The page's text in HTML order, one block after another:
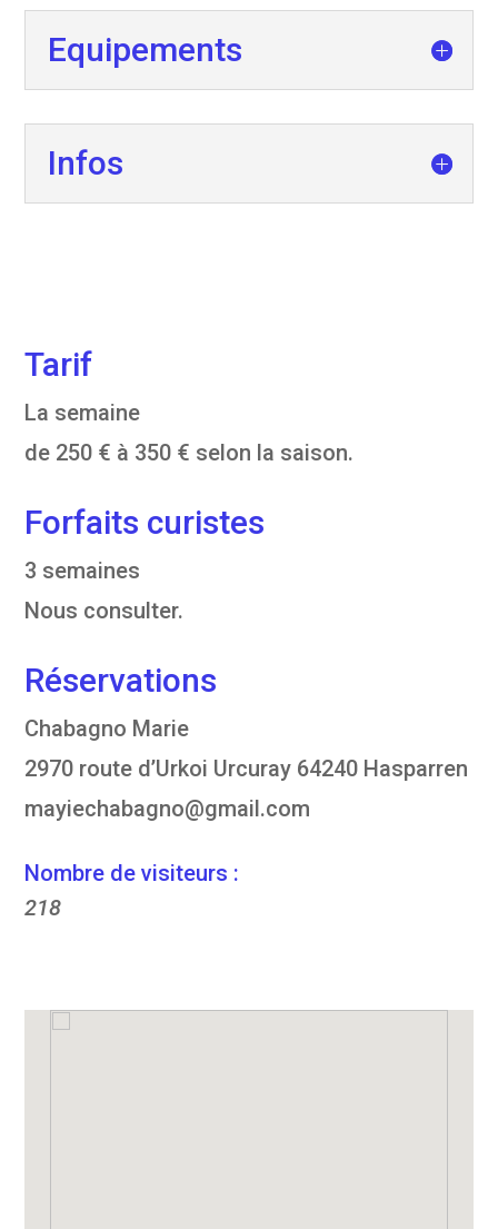
Equipements
Infos
Tarif
La semaine
de 250 € à 350 € selon la saison.
Forfaits curistes
3 semaines
Nous consulter.
Réservations
Chabagno Marie
2970 route d’Urkoi Urcuray 64240 Hasparren
mayiechabagno@gmail.com
Nombre de visiteurs :
218